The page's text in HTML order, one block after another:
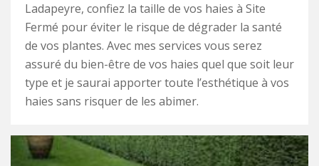
Ladapeyre, confiez la taille de vos haies à Site
Fermé pour éviter le risque de dégrader la santé
de vos plantes. Avec mes services vous serez
assuré du bien-être de vos haies quel que soit leur
type et je saurai apporter toute l’esthétique à vos
haies sans risquer de les abimer.